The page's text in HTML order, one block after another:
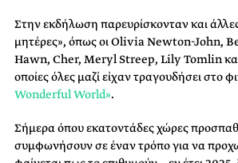
Στην εκδήλωση παρευρίσκονταν και
μητέρες», όπως οι Olivia Newton-John,
Hawn, Cher, Meryl Streep, Lily Tomlin
οποίες όλες μαζί είχαν τραγουδήσει στο
Wonderful World».
Σήμερα όπου εκατοντάδες χώρες
συμφωνήσουν σε έναν τρόπο για να